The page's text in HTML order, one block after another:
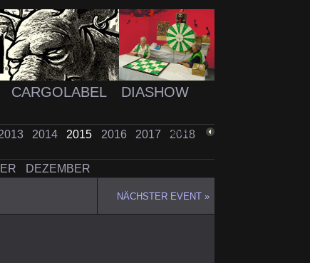
CARGOLABEL
DIASHOW
2014 2015 2016 2017
2018
DEZEMBER
ZURÜCK
NÄCHSTER EVENT »